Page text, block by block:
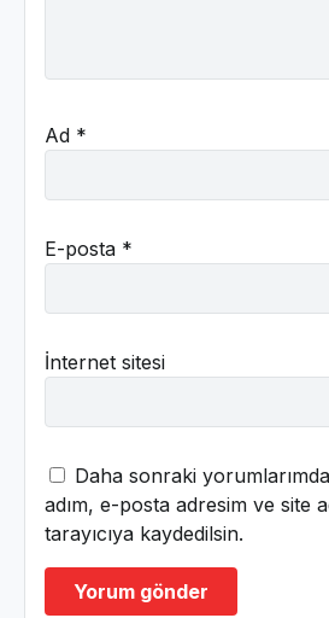
Ad *
E-posta *
İnternet sitesi
Daha sonraki
adım, e-posta adresim ve site
tarayıcıya kaydedilsin.